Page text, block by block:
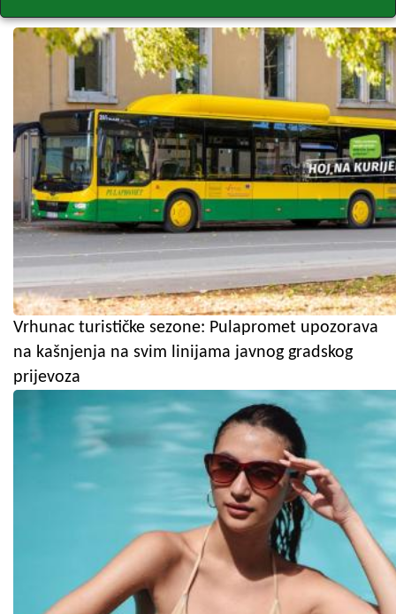
Vrhunac turističke sezone: Pulapromet upozorava
na kašnjenja na svim linijama javnog gradskog
prijevoza